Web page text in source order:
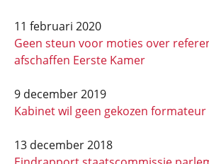
11 februari 2020
Geen steun voor moties over
afschaffen Eerste Kamer
9 december 2019
Kabinet wil geen gekozen formateur
13 december 2018